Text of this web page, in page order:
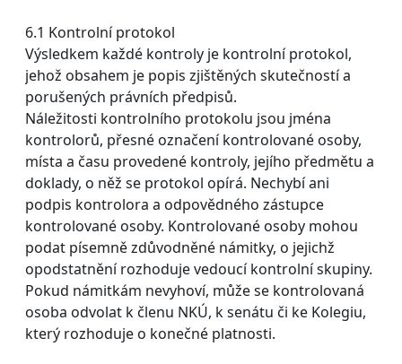
6.1 Kontrolní protokol
Výsledkem každé kontroly je kontrolní protokol,
jehož obsahem je popis zjištěných skutečností a
porušených právních předpisů.
Náležitosti kontrolního protokolu jsou jména
kontrolorů, přesné označení kontrolované osoby,
místa a času provedené kontroly, jejího předmětu a
doklady, o něž se protokol opírá. Nechybí ani
podpis kontrolora a odpovědného zástupce
kontrolované osoby. Kontrolované osoby mohou
podat písemně zdůvodněné námitky, o jejichž
opodstatnění rozhoduje vedoucí kontrolní skupiny.
Pokud námitkám nevyhoví, může se kontrolovaná
osoba odvolat k členu NKÚ, k senátu či ke Kolegiu,
který rozhoduje o konečné platnosti.